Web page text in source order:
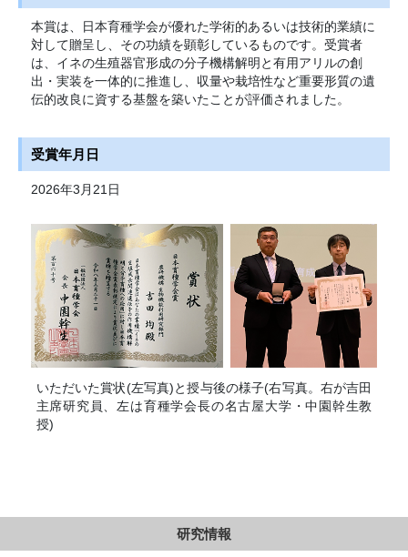
本賞は、日本育種学会が優れた学術的あるいは技術的業績に
対して贈呈し、その功績を顕彰しているものです。受賞者
は、イネの生殖器官形成の分子機構解明と有用アリルの創
出・実装を一体的に推進し、収量や栽培性など重要形質の遺
伝的改良に資する基盤を築いたことが評価されました。
受賞年月日
2026年3月21日
いただいた賞状(左写真)と授与後の様子(右写真。右が吉田
主席研究員、左は育種学会長の名古屋大学・中園幹生教
授)
研究情報